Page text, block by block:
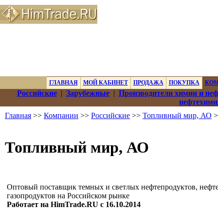
ГЛАВНАЯ МОЙ КАБИНЕТ ПРОДАЖА ПОКУПКА
Российские| Зарубежные| Производители химии и
Главная >> Компании >> Российские >> Топливный мир, АО
Топливный мир, АО
Оптовый поставщик темных и светлых нефтепродуктов,
газопродуктов на Российском рынке
Работает на HimTrade.RU с 16.10.2014